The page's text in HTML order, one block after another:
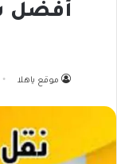
أفضل
موقع ياهلا